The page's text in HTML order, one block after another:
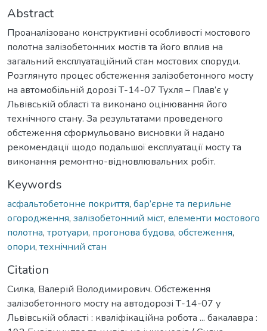
Abstract
Проаналізовано конструктивні особливості мостового
полотна залізобетонних мостів та його вплив на
загальний експлуатаційний стан мостових споруди.
Розглянуто процес обстеження залізобетонного мосту
на автомобільній дорозі Т-14-07 Тухля – Плав’є у
Львівській області та виконано оцінювання його
технічного стану. За результатами проведеного
обстеження сформульовано висновки й надано
рекомендації щодо подальшої експлуатації мосту та
виконання ремонтно-відновлювальних робіт.
Keywords
асфальтобетонне покриття, бар’єрне та перильне
огородження, залізобетонний міст, елементи мостового
полотна, тротуари, прогонова будова, обстеження,
опори, технічний стан
Citation
Силка, Валерій Володимирович. Обстеження
залізобетонного мосту на автодорозі Т-14-07 у
Львівській області : кваліфікаційна робота ... бакалавра :